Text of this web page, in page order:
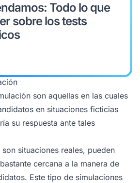
Todo lo que
sobre los tests
son aquellas en las cuales
en situaciones ficticias
su respuesta ante tales
situaciones reales, pueden
cercana a la manera de
Este tipo de simulaciones